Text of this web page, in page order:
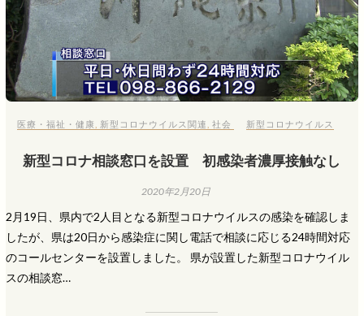
医療・福祉・健康 新型コロナウイルス関連 ,社会 新型コロナウイルス
新型コロナ相談窓口を設置 初感染者濃厚接触なし
2020年2月20日
2月19日、県内で2人目となる新型コロナウイルスの感染を確認しま
したが、県は20日から感染症に関し電話で相談に応じる24時間対応
のコールセンターを設置しました。 県が設置した新型コロナウイル
スの相談窓…